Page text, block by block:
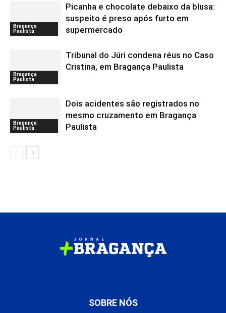
Bragança
Paulista
Picanha e chocolate debaixo da blusa:
suspeito é preso após furto em
supermercado
Bragança
Paulista
Tribunal do Júri condena réus no Caso
Cristina, em Bragança Paulista
Bragança
Paulista
Dois acidentes são registrados no
mesmo cruzamento em Bragança
Paulista
SOBRE NÓS